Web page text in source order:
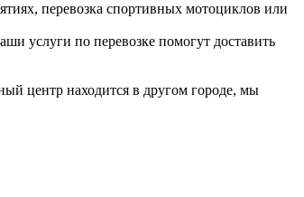
перевозка спортивных мотоциклов или
услуги по перевозке помогут доставить
центр находится в другом городе, мы